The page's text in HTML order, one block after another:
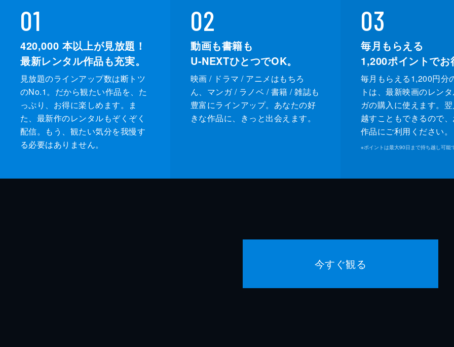
01
420,000 本以上が見放題！
最新レンタル作品も充実。
見放題のラインアップ数は断トツ
のNo.1。だから観たい作品を、た
っぷり、お得に楽しめます。ま
た、最新作のレンタルもぞくぞく
配信。もう、観たい気分を我慢す
る必要はありません。
02
動画も書籍も
U-NEXTひとつでOK。
映画 / ドラマ / アニメはもちろ
ん、マンガ / ラノベ / 書籍 / 雑誌も
豊富にラインアップ。あなたの好
きな作品に、きっと出会えます。
03
毎月もらえる
1,200ポイントでお
毎月もらえる1,200円分
トは、最新映画のレン
ガの購入に使えます。
越すこともできるので
作品にご利用ください。
※ポイントは最大90日まで持ち越し可能
今すぐ観る